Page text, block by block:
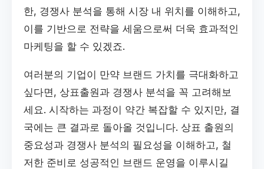
한, 경쟁사 분석을 통해 시장 내 위치를 이해하고,
이를 기반으로 전략을 세움으로써 더욱 효과적인
마케팅을 할 수 있겠죠.
여러분의 기업이 만약 브랜드 가치를 극대화하고
싶다면, 상표출원과 경쟁사 분석을 꼭 고려해보
세요. 시작하는 과정이 약간 복잡할 수 있지만, 결
국에는 큰 결과로 돌아올 것입니다. 상표 출원의
중요성과 경쟁사 분석의 필요성을 이해하고, 철
저한 준비로 성공적인 브랜드 운영을 이루시길